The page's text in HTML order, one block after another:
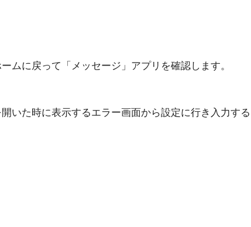
ムに戻って「メッセージ」アプリを確認します。
いた時に表示するエラー画面から設定に行き入力する